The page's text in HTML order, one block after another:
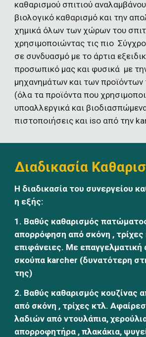
καθαρισμού σπιτιού
βιολογικό καθαρισμό και την
χημικά όλων των χώρων του
χρησιμοποιώντας τις πιο
σε συνδυασμό με το άρτια
προσωπικό μας και φυσικά  με
μηχανημάτων και των προϊόντων
(όλα τα προϊόντα που
υποαλλεργικά και
πιστοποιήσεις και iso από την
Διαδικασία
Η διαδικασία του συνεργείου
η εξής:
1. Βαθύς καθαρισμός
απορρόφηση από σκόνη , τρίχες
επιφάνειες. Με επαγγελματική
σκούπα karcher (δυνατότερη
της)
2. Βαθύς καθαρισμός κουζίνας
από σκόνη , τρίχες κτλ.
λαδιών από ντουλάπια,
απορροφητήρα , πλακάκια,